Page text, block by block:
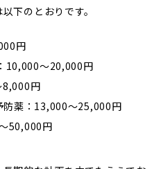
下のとおりです。
円
10,000〜20,000円
8,000円
防薬：13,000〜25,000円
50,000円